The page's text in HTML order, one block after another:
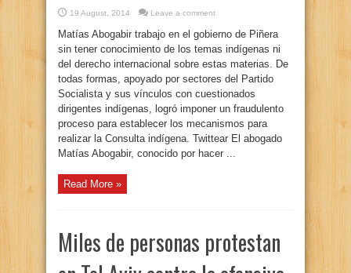
19 August, 2014 Leave a comment
Matías Abogabir trabajo en el gobierno de Piñera
sin tener conocimiento de los temas indígenas ni
del derecho internacional sobre estas materias. De
todas formas, apoyado por sectores del Partido
Socialista y sus vínculos con cuestionados
dirigentes indígenas, logró imponer un fraudulento
proceso para establecer los mecanismos para
realizar la Consulta indígena. Twittear El abogado
Matías Abogabir, conocido por hacer ...
Read More »
Miles de personas protestan